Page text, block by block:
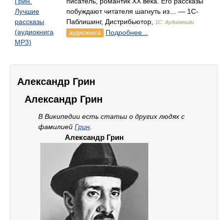
Лучшие
рассказы
(аудиокнига
MP3)
побуждают читателя шагнуть из… — 1С-
Паблишинг, Дистрибьютор,
1С: Аудиокниги
аудиокнига Подробнее...
Александр Грин
Александр Грин
В Википедии есть статьи о других людях с
фамилией Грин
Александр Грин